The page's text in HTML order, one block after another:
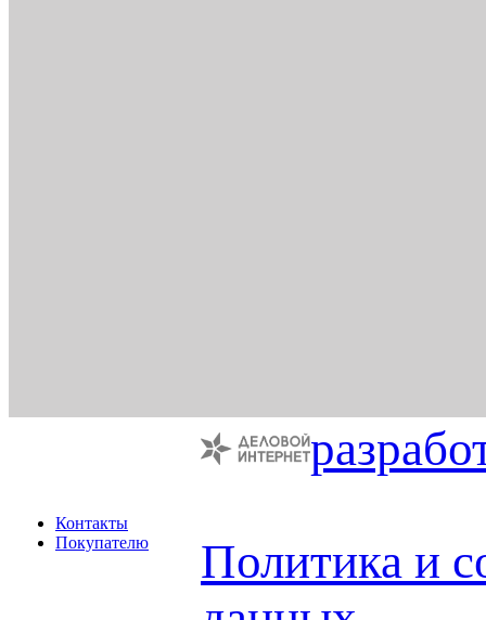
Контакты
Покупателю
Политика и